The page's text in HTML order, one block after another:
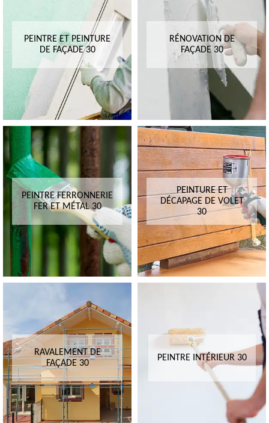
PEINTRE ET PEINTURE
DE FAÇADE 30
RÉNOVATION DE
FAÇADE 30
PEINTRE FERRONNERIE
FER ET MÉTAL 30
PEINTURE ET
DÉCAPAGE DE VOLET
30
RAVALEMENT DE
FAÇADE 30
PEINTRE INTÉRIEUR 30